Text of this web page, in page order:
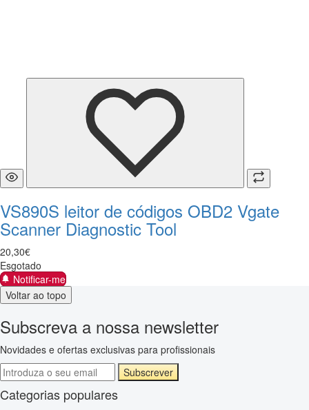
VS890S leitor de códigos OBD2 Vgate
Scanner Diagnostic Tool
20,30€
Esgotado
Notificar-me
Voltar ao topo
Subscreva a nossa newsletter
Novidades e ofertas exclusivas para profissionais
Subscrever
Categorias populares